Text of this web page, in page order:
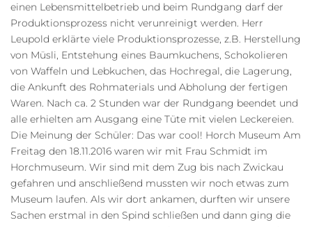
einen Lebensmittelbetrieb und beim Rundgang darf der
Produktionsprozess nicht verunreinigt werden. Herr
Leupold erklärte viele Produktionsprozesse, z.B. Herstellung
von Müsli, Entstehung eines Baumkuchens, Schokolieren
von Waffeln und Lebkuchen, das Hochregal, die Lagerung,
die Ankunft des Rohmaterials und Abholung der fertigen
Waren. Nach ca. 2 Stunden war der Rundgang beendet und
alle erhielten am Ausgang eine Tüte mit vielen Leckereien.
Die Meinung der Schüler: Das war cool! Horch Museum Am
Freitag den 18.11.2016 waren wir mit Frau Schmidt im
Horchmuseum. Wir sind mit dem Zug bis nach Zwickau
gefahren und anschließend mussten wir noch etwas zum
Museum laufen. Als wir dort ankamen, durften wir unsere
Sachen erstmal in den Spind schließen und dann ging die